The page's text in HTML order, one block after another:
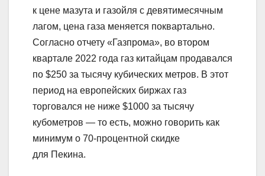
к цене мазута и газойля с девятимесячным
лагом, цена газа меняется поквартально.
Согласно отчету «Газпрома», во втором
квартале 2022 года газ китайцам продавался
по $250 за тысячу кубических метров. В этот
период на европейских биржах газ
торговался не ниже $1000 за тысячу
кубометров — то есть, можно говорить как
минимум о 70-процентной скидке
для Пекина.